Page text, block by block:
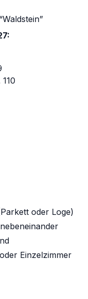
oder Loge)
Einzelzimmer